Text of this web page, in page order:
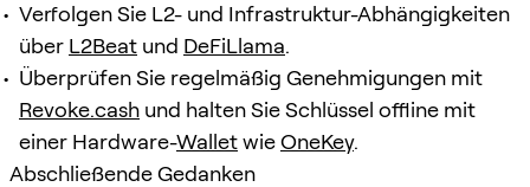
Verfolgen Sie L2- und Infrastruktur-Abhängigkeiten
über L2Beat und DeFiLlama.
Überprüfen Sie regelmäßig Genehmigungen mit
Revoke.cash und halten Sie Schlüssel offline mit
einer Hardware-WalletwieOneKey.
Abschließende Gedanken